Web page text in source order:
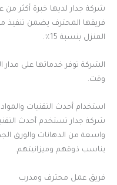
شركة جدار لديها خبرة أكثر
فريقها المحترف يضمن تنفيذ
المنزل بنسبة 15٪.
الشركة توفر خدماتها على مدار
وقت.
استخدام أحدث التقنيات والمواد
شركة جدار تستخدم أحدث
واسعة من الدهانات والورق
يناسب ذوقهم وميزانيتهم.
فريق عمل محترف ومدرب